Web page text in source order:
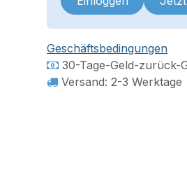
Geschäftsbedingungen
30-Tage-Geld-zurück-
Versand: 2-3 Werktage